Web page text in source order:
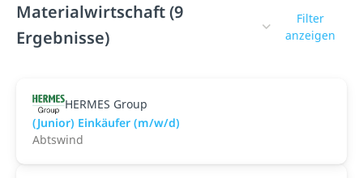
Materialwirtschaft (9
Ergebnisse)
Filter
anzeigen
HERMES Group
(Junior) Einkäufer (m/w/d)
Abtswind